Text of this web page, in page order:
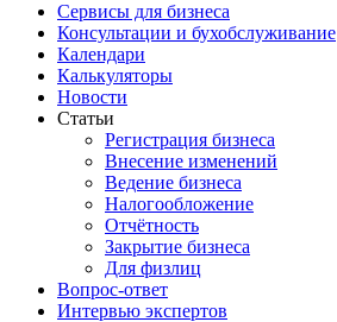
Сервисы для бизнеса
Консультации и бухобслуживание
Календари
Калькуляторы
Новости
Статьи
Регистрация бизнеса
Внесение изменений
Ведение бизнеса
Налогообложение
Отчётность
Закрытие бизнеса
Для физлиц
Вопрос-ответ
Интервью экспертов